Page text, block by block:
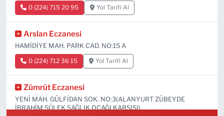
0 (224) 715 20 95 Yol Tarifi Al
Arslan Eczanesi
HAMİDİYE MAH. PARK CAD. NO:15 A
0 (224) 712 36 15 Yol Tarifi Al
Zümrüt Eczanesi
YENİ MAH. GÜLFİDAN SOK. NO:3(ALANYURT ZÜBEYDE
İBRAHİM SÜLEK SAĞLIK OCAĞI KARŞISI)